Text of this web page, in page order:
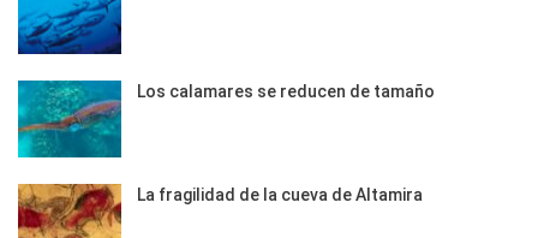
Los calamares se reducen de tamaño
La fragilidad de la cueva de Altamira